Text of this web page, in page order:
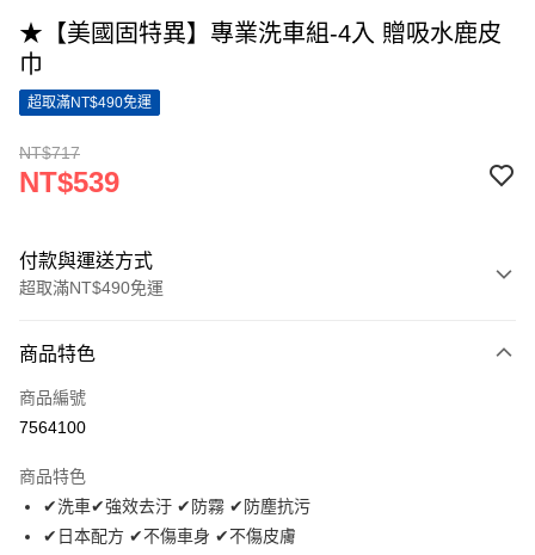
★【美國固特異】專業洗車組-4入 贈吸水鹿皮
巾
超取滿NT$490免運
NT$717
NT$539
付款與運送方式
超取滿NT$490免運
信用卡一次付款
超商取貨付款
Apple Pay
街口支付
商品特色
商品編號
7564100
商品特色
✔洗車✔強效去汙 ✔防霧 ✔防塵抗污
✔日本配方 ✔不傷車身 ✔不傷皮膚